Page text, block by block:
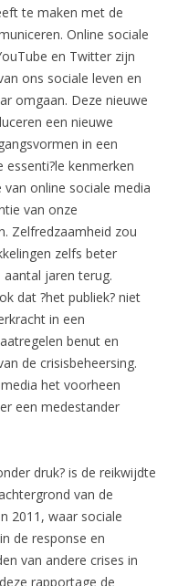
te maken met de
Online sociale
en Twitter zijn
ons sociale leven en
omgaan. Deze nieuwe
een nieuwe
in een
kenmerken
online sociale media
van onze
Zelfredzaamheid zou
zelfs beter
jaren terug.
dat ?het publiek? niet
in een
benut en
de crisisbeheersing.
het voorheen
een medestander
druk? is de reikwijdte
van de
2011, waar sociale
de response en
van andere crises in
rapportage de